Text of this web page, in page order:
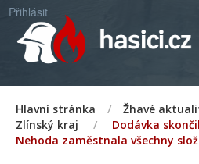
Přihlásit
Hlavní stránka / Žhavé
Zlínský kraj
/
Dodávka
Nehoda zaměstnala všechny